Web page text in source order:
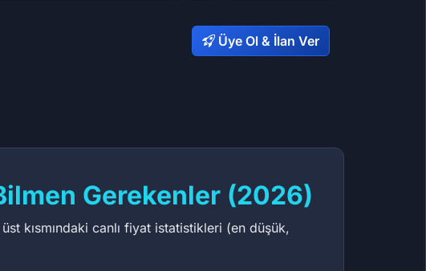
Üye Ol & İlan Ver
Gerekenler (2026)
kısmındaki canlı fiyat istatistikleri (en düşük,